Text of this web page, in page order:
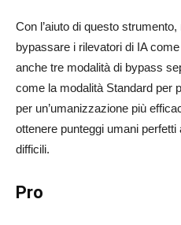
Con l’aiuto di questo
bypassare i rilevatori di IA
anche tre modalità di bypass
come la modalità Standard per
per un’umanizzazione più
ottenere punteggi umani
difficili.
Pro